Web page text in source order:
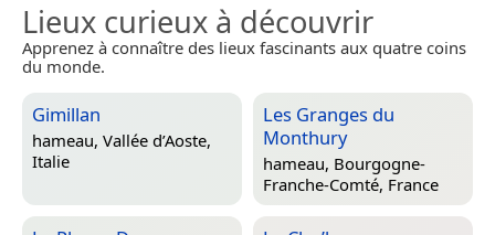
Lieux curieux à découvrir
Apprenez à connaître des lieux fascinants aux quatre coins
du monde.
Gimillan
hameau, Vallée d’Aoste,
Italie
Les Granges du
Monthury
hameau, Bourgogne-
Franche-Comté, France